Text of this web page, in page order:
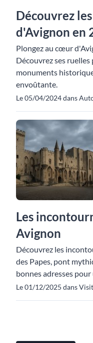
Découvrez
d'Avignon en
Plongez au cœur
Découvrez ses
monuments
envoûtante.
Le 05/04/2024 dans
Les
Avignon
Découvrez les
des Papes, pont
bonnes adresses
Le 01/12/2025 dans